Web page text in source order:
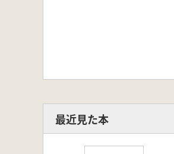
最近見た本